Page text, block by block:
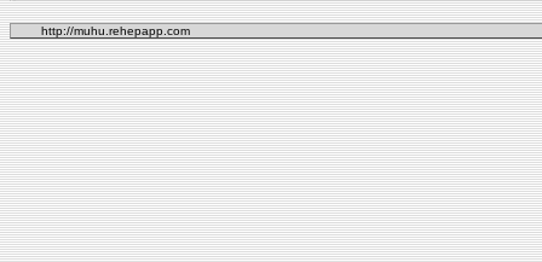
http://muhu.rehepapp.com